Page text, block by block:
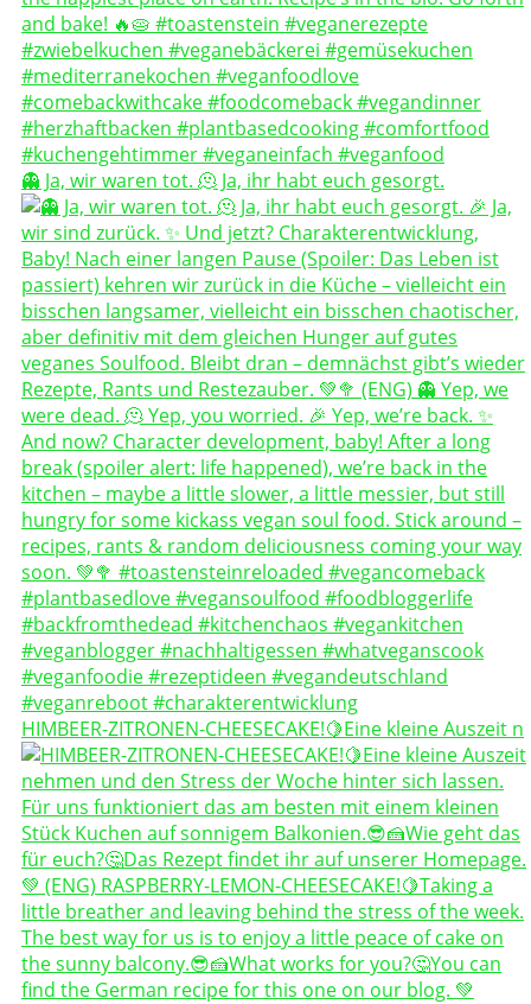
👻 Ja, wir waren tot. 🫠 Ja, ihr habt euch gesorgt.
HIMBEER-ZITRONEN-CHEESECAKE!🍋Eine kleine Auszeit n